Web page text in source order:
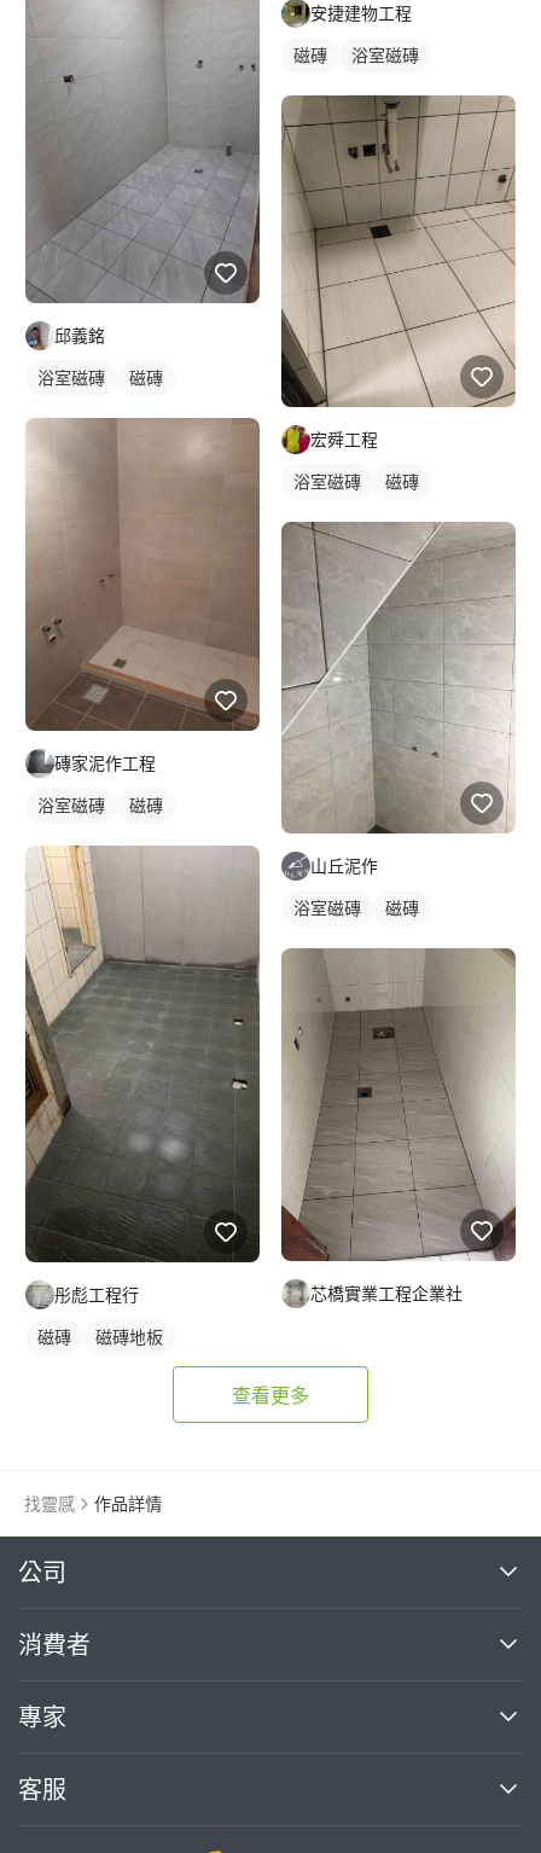
邱義銘
浴室磁磚 磁磚
磚家泥作工程
浴室磁磚 磁磚
彤彪工程行
磁磚 磁磚地板
安捷建物工程
磁磚 浴室磁磚
宏舜工程
浴室磁磚 磁磚
山丘泥作
浴室磁磚 磁磚
芯橋實業工程企業社
查看更多
找靈感 作品詳情
公司
關於我們
部落格
加入我們
消費者
買服務
熱門服務
專家
案件中心
客服
繼續完成